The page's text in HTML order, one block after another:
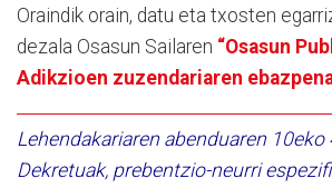
Oraindik orain, datu eta txosten
dezala Osasun Sailaren “Osasun
Adikzioen zuzendariaren
Lehendakariaren abenduaren
Dekretuak, prebentzio-neurri